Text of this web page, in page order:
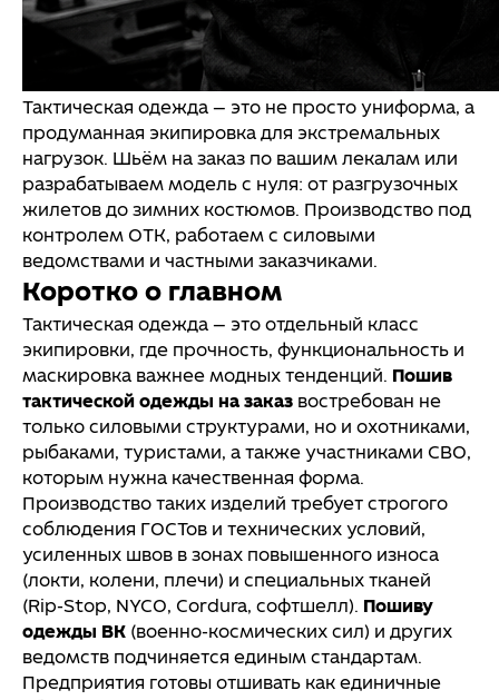
Тактическая одежда — это не просто униформа, а
продуманная экипировка для экстремальных
нагрузок. Шьём на заказ по вашим лекалам или
разрабатываем модель с нуля: от разгрузочных
жилетов до зимних костюмов. Производство под
контролем ОТК, работаем с силовыми
ведомствами и частными заказчиками.
Коротко о главном
Тактическая одежда — это отдельный класс
экипировки, где прочность, функциональность и
маскировка важнее модных тенденций. Пошив
тактической одежды на заказ востребован не
только силовыми структурами, но и охотниками,
рыбаками, туристами, а также участниками СВО,
которым нужна качественная форма.
Производство таких изделий требует строгого
соблюдения ГОСТов и технических условий,
усиленных швов в зонах повышенного износа
(локти, колени, плечи) и специальных тканей
(Rip‑Stop, NYCO, Cordura, софтшелл). Пошиву
одежды ВК (военно-космических сил) и других
ведомств подчиняется единым стандартам.
Предприятия готовы отшивать как единичные